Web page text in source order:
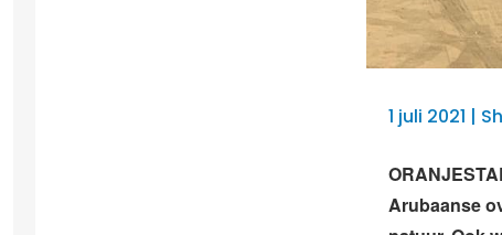
1 juli 2021 |
Arubaanse